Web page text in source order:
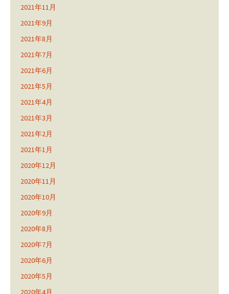
2021年11月
2021年9月
2021年8月
2021年7月
2021年6月
2021年5月
2021年4月
2021年3月
2021年2月
2021年1月
2020年12月
2020年11月
2020年10月
2020年9月
2020年8月
2020年7月
2020年6月
2020年5月
2020年4月